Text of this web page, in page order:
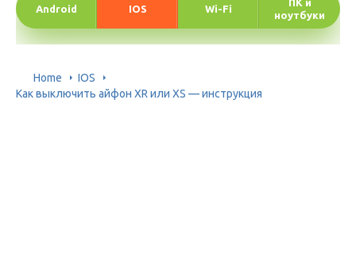
Android IOS Wi-Fi
ПК и
ноутбуки
Home
IOS
Как выключить айфон XR или XS — инструкция